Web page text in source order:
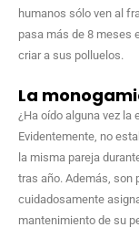
humanos sólo ven al
pasa más de 8 meses
criar a sus polluelos.
La
¿Ha oído alguna vez la
Evidentemente, no
la misma pareja
tras año. Además, son
cuidadosamente
mantenimiento de su